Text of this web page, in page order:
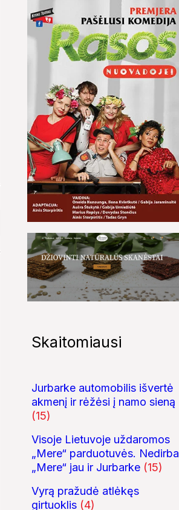
Skaitomiausi
Jurbarke automobilis išvertė
akmenį ir rėžėsi į namo sieną
(15)
Visoje Lietuvoje uždaromos
„Mere“ parduotuvės. Nedirba
„Mere“ jau ir Jurbarke (15)
Vyrą pražudė atlėkęs
girtuoklis (4)